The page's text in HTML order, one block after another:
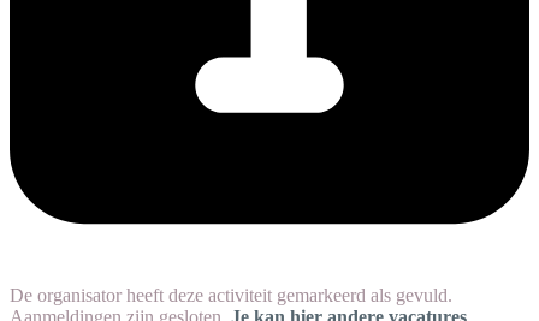
De organisator heeft deze activiteit gemarkeerd als gevuld.